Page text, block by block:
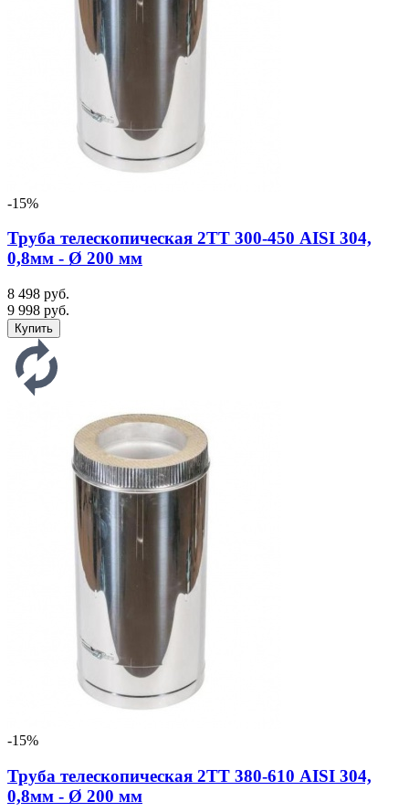
-15%
Труба телескопическая 2ТТ 300-450 AISI 304,
0,8мм - Ø 200 мм
8 498 руб.
9 998 руб.
-15%
Труба телескопическая 2ТТ 380-610 AISI 304,
0,8мм - Ø 200 мм